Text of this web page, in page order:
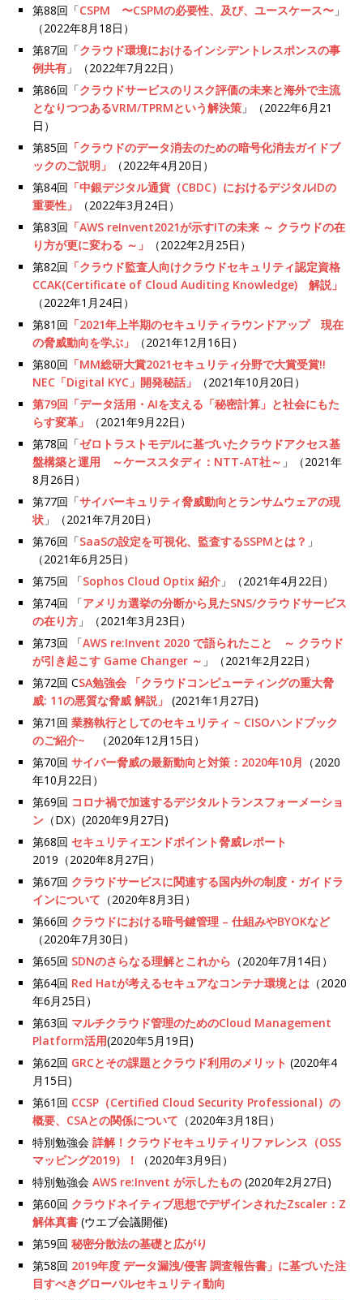
第88回「CSPM 〜CSPMの必要性、及び、ユースケース〜 」
（2022年8月18日）
第87回「クラウド環境におけるインシデントレスポンスの事
例共有 」（2022年7月22日）
第86回「クラウドサービスのリスク評価の未来と海外で主流
となりつつあるVRM/TPRMという解決策 」（2022年6月21
日）
第85回 「クラウドのデータ消去のための暗号化消去ガイドブ
ックのご説明」
（2022年4月20日）
第84回 「中銀デジタル通貨（CBDC）におけるデジタルIDの
重要性」
（2022年3月24日）
第83回 「AWS reInvent2021が示すITの未来 ～ クラウドの在
り方が更に変わる ～」
（2022年2月25日）
第82回 「クラウド監査人向けクラウドセキュリティ認定資格
CCAK(Certificate of Cloud Auditing Knowledge) 解説」
（2022年1月24日）
第81回 「2021年上半期のセキュリティラウンドアップ 現在
の脅威動向を学ぶ」
（2021年12月16日）
第80回 「MM総研大賞2021セキュリティ分野で大賞受賞!!
NEC「Digital KYC」開発秘話」
（2021年10月20日）
第79回「データ活用・AIを支える「秘密計算」と社会にもた
らす変革」
（2021年9月22日）
第78回「ゼロトラストモデルに基づいたクラウドアクセス基
盤構築と運用 ～ケーススタディ：NTT-AT社～ 」（2021年
8月26日）
第77回「サイバーキュリティ脅威動向とランサムウェアの現
状 」（2021年7月20日）
第76回「SaaSの設定を可視化、監査するSSPMとは？ 」
（2021年6月25日）
第75回 「Sophos Cloud Optix 紹介 」（2021年4月22日）
第74回 「アメリカ選挙の分断から見たSNS/クラウドサービス
の在り方 」（2021年3月23日）
第73回 「AWS re:Invent 2020 で語られたこと ～ クラウド
が引き起こす Game Changer ～ 」（2021年2月22日）
第72回 CSA勉強会 「クラウドコンピューティングの重大脅
威: 11の悪質な脅威 解説」 (2021年1月27日)
第71回 業務執行としてのセキュリティ ~ CISOハンドブック
のご紹介~ （2020年12月15日）
第70回 サイバー脅威の最新動向と対策：2020年10月 （2020
年10月22日）
第69回 コロナ禍で加速するデジタルトランスフォーメーショ
ン （DX）(2020年9月27日)
第68回 セキュリティエンドポイント脅威レポート
2019（2020年8月27日）
第67回 クラウドサービスに関連する国内外の制度・ガイドラ
インについて （2020年8月3日）
第66回 クラウドにおける暗号鍵管理 – 仕組みやBYOKなど
（2020年7月30日）
第65回 SDNのさらなる理解とこれから （2020年7月14日）
第64回 Red Hatが考えるセキュアなコンテナ環境とは （2020
年6月25日）
第63回 マルチクラウド管理のためのCloud Management
Platform活用(2020年5月19日)
第62回 GRCとその課題とクラウド利用のメリット (2020年4
月15日)
第61回 CCSP（Certified Cloud Security Professional）の
概要、CSAとの関係について （2020年3月18日）
特別勉強会 詳解！クラウドセキュリティリファレンス（OSS
マッピング2019）！
（2020年3月9日）
特別勉強会 AWS re:Invent が示したもの (2020年2月27日)
第60回 クラウドネイティブ思想でデザインされたZscaler：Z
解体真書 (ウエブ会議開催)
第59回 秘密分散法の基礎と広がり
第58回 2019年度 データ漏洩/侵害 調査報告書」に基づいた注
目すべきグローバルセキュリティ動向